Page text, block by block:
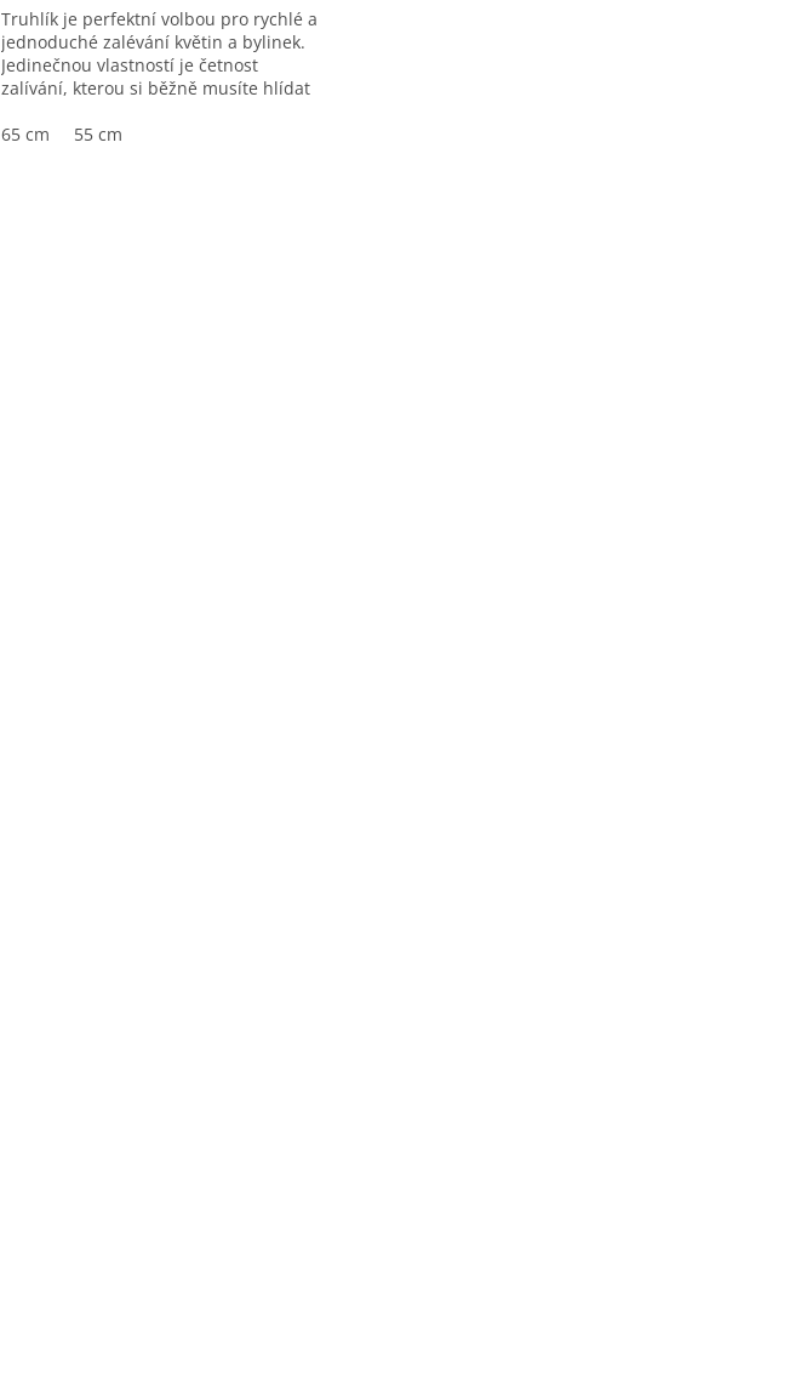
z
5
hvězdiček.
Truhlík je perfektní volbou pro rychlé a
jednoduché zalévání květin a bylinek.
Jedinečnou vlastností je četnost
zalívání, kterou si běžně musíte hlídat
65 cm
55 cm